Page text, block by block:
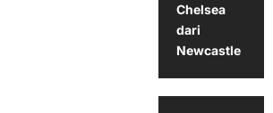
Chelsea
dari
Newcastle